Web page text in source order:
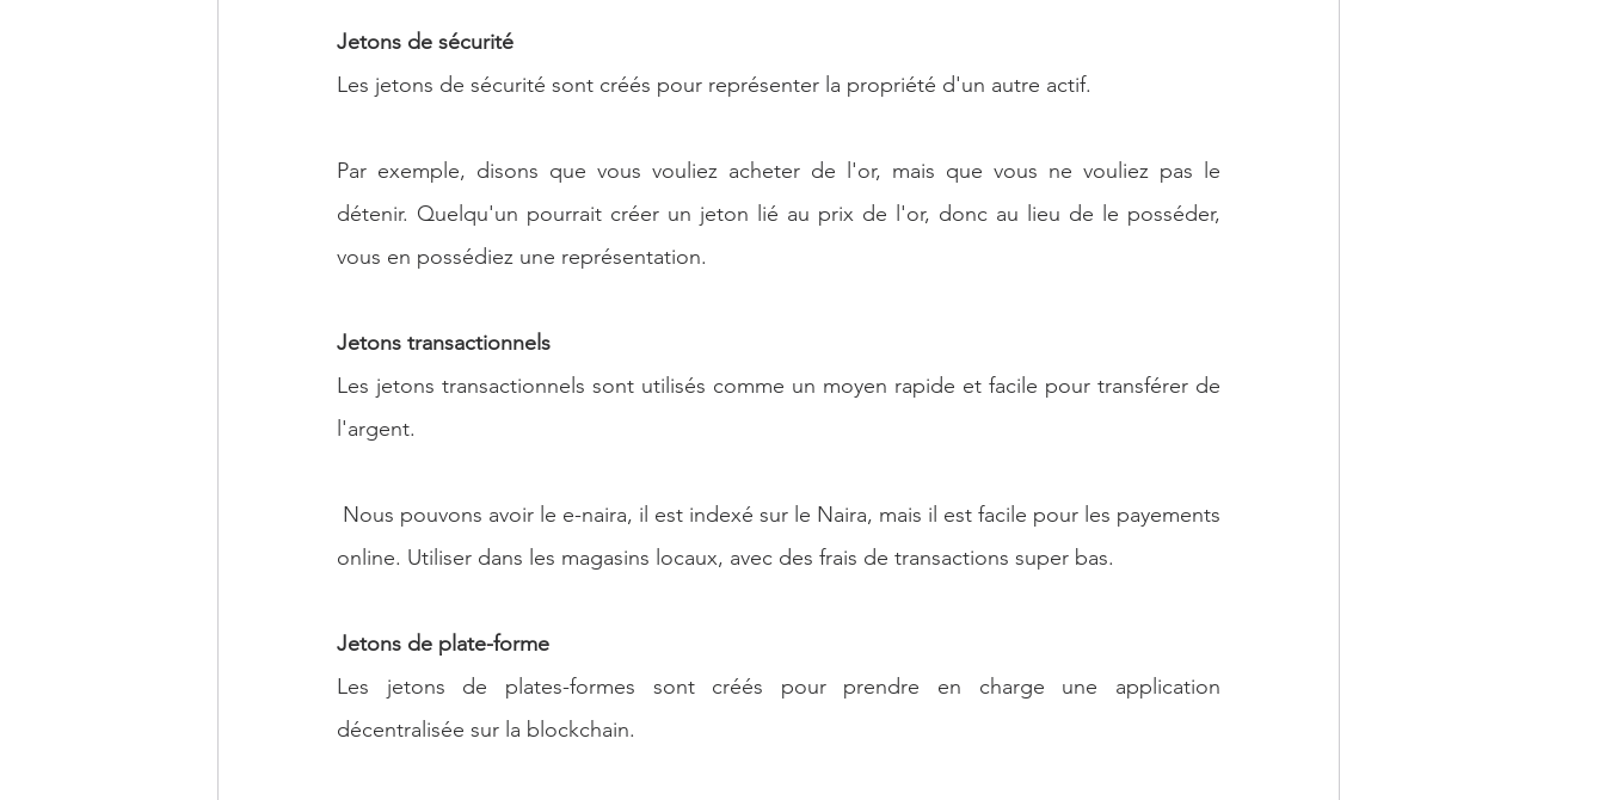
Jetons de sécurité
Les jetons de sécurité sont créés pour représenter la propriété d'un autre actif.
Par exemple, disons que vous vouliez acheter de l'or, mais que vous ne vouliez pas le
détenir. Quelqu'un pourrait créer un jeton lié au prix de l'or, donc au lieu de le posséder,
vous en possédiez une représentation.
Jetons transactionnels
Les jetons transactionnels sont utilisés comme un moyen rapide et facile pour transférer de
l'argent.
online. Utiliser dans les magasins locaux, avec des frais de transactions super bas.
Jetons de plate-forme
Les jetons de plates-formes sont créés pour prendre en charge une application
décentralisée sur la blockchain.